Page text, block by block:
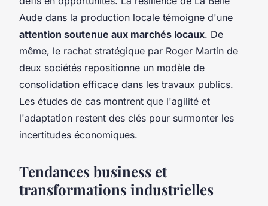
Aude dans la production locale témoigne d'une
attention soutenue aux marchés locaux. De
même, le rachat stratégique par Roger Martin de
deux sociétés repositionne un modèle de
consolidation efficace dans les travaux publics.
Les études de cas montrent que l'agilité et
l'adaptation restent des clés pour surmonter les
incertitudes économiques.
Tendances business et
transformations industrielles